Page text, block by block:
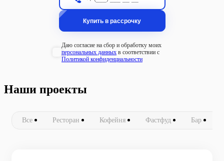
Даю согласие на сбор и обработку моих
персональных данных в соответствии с
Политикой конфиденциальности
Наши проекты
Все Ресторан Кофейня Фастфуд Бар